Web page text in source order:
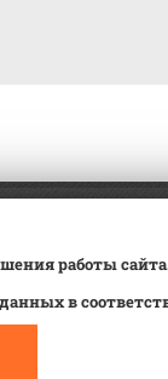
работы
в